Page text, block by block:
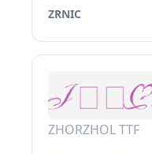
ZRNIC
ZHORZHOL TTF